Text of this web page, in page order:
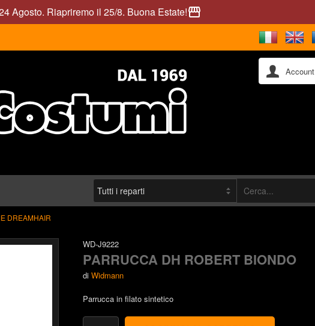
Agosto. Riapriremo il 25/8. Buona Estate!storefront
Account
DREAMHAIR
WD-J9222
PARRUCCA DH ROBERT BIONDO
di Widmann
Parrucca in filato sintetico